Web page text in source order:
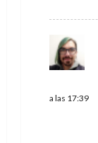
a las 17:39